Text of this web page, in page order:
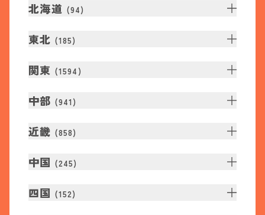
北海道 (94)
東北 (185)
関東 (1594 )
中部 (941 )
近畿 (858)
中国 (245)
四国 (152)